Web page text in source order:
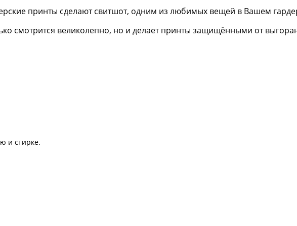
принты сделают свитшот, одним из любимых вещей в Вашем
смотрится великолепно, но и делает принты защищёнными от
и стирке.